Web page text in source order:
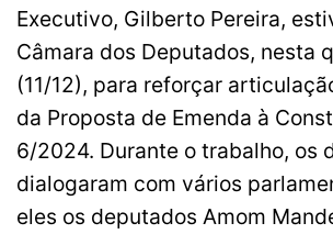
Executivo, Gilberto Pereira,
Câmara dos Deputados, nesta
(11/12), para reforçar
da Proposta de Emenda à
6/2024. Durante o trabalho, os
dialogaram com vários
eles os deputados Amom